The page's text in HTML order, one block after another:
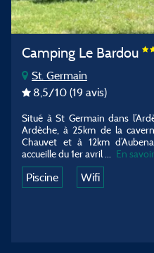
Camping Le Bardou
St. Germain
8,5/10 (19 avis)
Situé à St Germain dans
Ardèche, à 25km de la
Chauvet et à 12km
accueille du 1er avril ...
En
Piscine
Wifi